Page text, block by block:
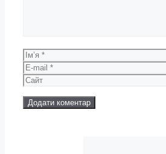
Ім’я
E-
mail
Сайт